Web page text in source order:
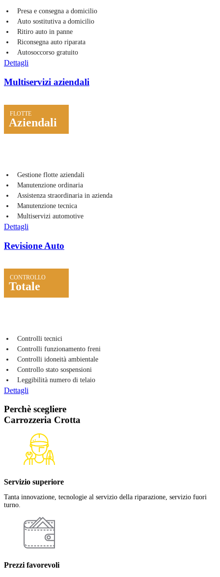
Presa e consegna a domicilio
Auto sostitutiva a domicilio
Ritiro auto in panne
Riconsegna auto riparata
Autosoccorso gratuito
Dettagli
Multiservizi aziendali
FLOTTE
Aziendali
Gestione flotte aziendali
Manutenzione ordinaria
Assistenza straordinaria in azienda
Manutenzione tecnica
Multiservizi automotive
Dettagli
Revisione Auto
CONTROLLO
Totale
Controlli tecnici
Controlli funzionamento freni
Controlli idoneità ambientale
Controllo stato sospensioni
Leggibilità numero di telaio
Dettagli
Perchè scegliere
Carrozzeria Crotta
Servizio superiore
Tanta innovazione, tecnologie al servizio della riparazione, servizio fuori
turno.
Prezzi favorevoli